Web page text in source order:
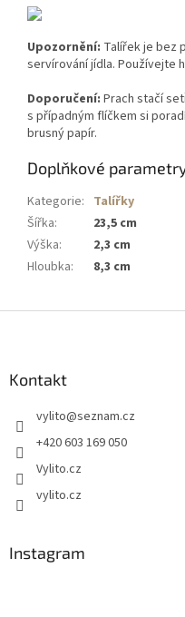
Upozornění: Talířek je bez
servírování jídla. Používejte
Doporučení: Prach stačí
s případným flíčkem si
brusný papír.
Doplňkové
Kategorie: Talířky
Šířka:
23,5 cm
Výška:
2,3 cm
Hloubka: 8,3 cm
Kontakt
vylito@seznam.cz
+420 603 169 050
Vylito.cz
vylito.cz
Instagram